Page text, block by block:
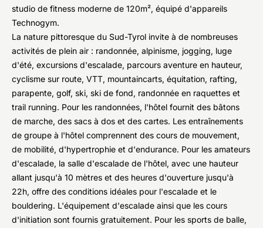
studio de fitness moderne de 120m², équipé d'appareils
Technogym.
La nature pittoresque du Sud-Tyrol invite à de nombreuses
activités de plein air : randonnée, alpinisme, jogging, luge
d'été, excursions d'escalade, parcours aventure en hauteur,
cyclisme sur route, VTT, mountaincarts, équitation, rafting,
parapente, golf, ski, ski de fond, randonnée en raquettes et
trail running. Pour les randonnées, l'hôtel fournit des bâtons
de marche, des sacs à dos et des cartes. Les entraînements
de groupe à l'hôtel comprennent des cours de mouvement,
de mobilité, d'hypertrophie et d'endurance. Pour les amateurs
d'escalade, la salle d'escalade de l'hôtel, avec une hauteur
allant jusqu'à 10 mètres et des heures d'ouverture jusqu'à
22h, offre des conditions idéales pour l'escalade et le
bouldering. L'équipement d'escalade ainsi que les cours
d'initiation sont fournis gratuitement. Pour les sports de balle,